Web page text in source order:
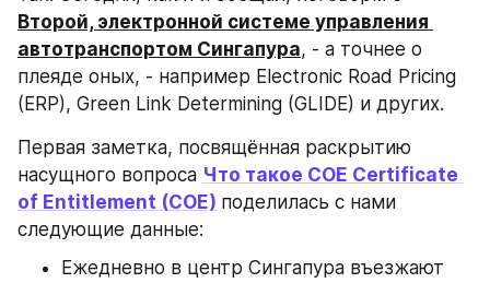
Второй, электронной системе управления
автотранспортом Сингапура, - а точнее о
плеяде оных, - например Electronic Road Pricing
(ERP), Green Link Determining (GLIDE) и других.
Первая заметка, посвящённая раскрытию
насущного вопроса Что такое COE Certificate
of Entitlement (COE) поделилась с нами
следующие данные:
Ежедневно в центр Сингапура въезжают